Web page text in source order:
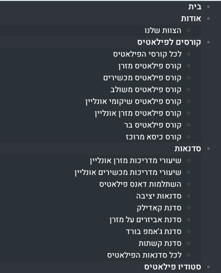
בית
אודות
הצוות שלנו
קורסים לפילאטיס
לכל קורסי הפילאטיס
קורס פילאטיס מזרן
קורס פילאטיס מכשירים
קורס פילאטיס משולב
קורס פילאטיס שיקומי אונליין
קורס פילאטיס מזרן אונליין
קורס פילאטיס בר
קורס כיסא מרוכז
סדנאות
שיעורי מדריכות מזרן אונליין
שיעורי מדריכות מכשירים אונליין
השתלמות דאנס פילאטיס
סדנאות יציבה
סדנת קאדילק
סדנת אביזרים על מזרן
סדנת ג'אמפ בורד
סדנת קשתות
לכל סדנאות הפילאטיס
סטודיו פילאטיס